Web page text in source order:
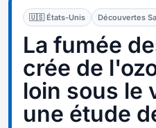
🇺🇸 États-Unis Découvertes
La fumée
crée de
loin sous le
une étude